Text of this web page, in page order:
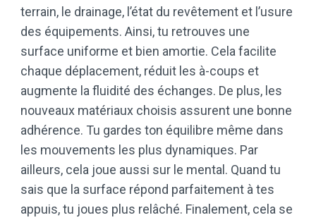
terrain, le drainage, l’état du revêtement et l’usure
des équipements. Ainsi, tu retrouves une
surface uniforme et bien amortie. Cela facilite
chaque déplacement, réduit les à-coups et
augmente la fluidité des échanges. De plus, les
nouveaux matériaux choisis assurent une bonne
adhérence. Tu gardes ton équilibre même dans
les mouvements les plus dynamiques. Par
ailleurs, cela joue aussi sur le mental. Quand tu
sais que la surface répond parfaitement à tes
appuis, tu joues plus relâché. Finalement, cela se